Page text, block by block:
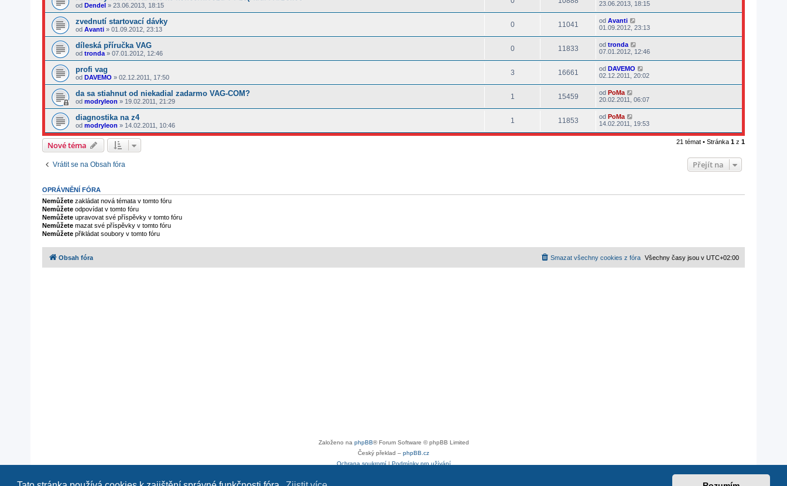
od Dendel » 23.06.2013, 18:15
23.06.2013, 18:15
zvednutí startovací dávky
od Avanti » 01.09.2012, 23:13
0 11041 od Avanti
01.09.2012, 23:13
díleská příručka VAG
od tronda » 07.01.2012, 12:46
0 11833 od tronda
07.01.2012, 12:46
profi vag
od DAVEMO » 02.12.2011, 17:50
3 16661 od DAVEMO
02.12.2011, 20:02
da sa stiahnut od niekadial zadarmo VAG-COM?
od modryleon » 19.02.2011, 21:29
1 15459 od PoMa
20.02.2011, 06:07
diagnostika na z4
od modryleon » 14.02.2011, 10:46
1 11853 od PoMa
14.02.2011, 19:53
Nové téma 21 témat • Stránka 1 z 1
Vrátit se na Obsah fóra Přejít na
OPRÁVNĚNÍ FÓRA
Nemůžete zakládat nová témata v tomto fóru
Nemůžete odpovídat v tomto fóru
Nemůžete upravovat své příspěvky v tomto fóru
Nemůžete mazat své příspěvky v tomto fóru
Nemůžete přikládat soubory v tomto fóru
Obsah fóra Všechny časy jsou v UTC+02:00
Smazat všechny cookies z fóra
Založeno na phpBB® Forum Software © phpBB Limited
Český překlad – phpBB.cz
Ochrana soukromí| Podmínky pro užívání